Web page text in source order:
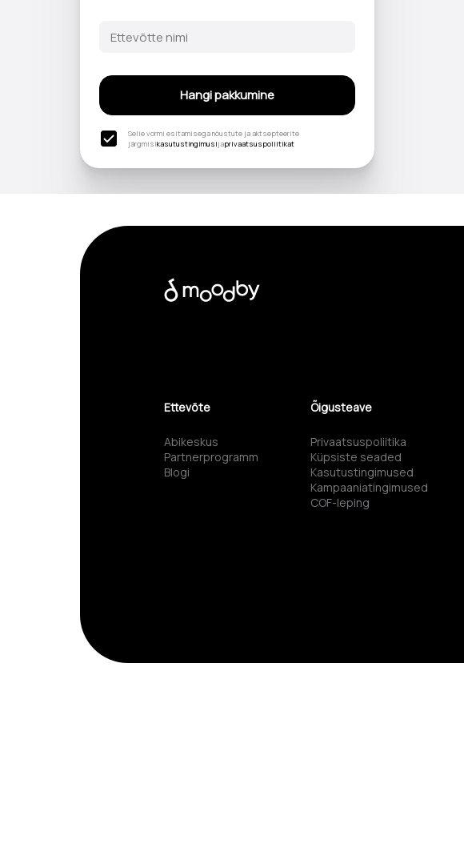
Hangi pakkumine
Selle vormi esitamisega nõustute ja aktsepteerite
järgmisikasutustingimusijaprivaatsuspoliitikat
Ettevõte
Abikeskus
Partnerprogramm
Blogi
Õigusteave
Privaatsuspoliitika
Küpsiste seaded
Kasutustingimused
Kampaaniatingimused
COF-leping